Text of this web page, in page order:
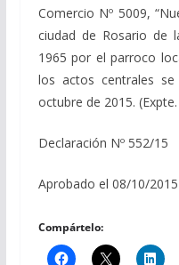
Comercio Nº 5009,
ciudad de Rosario de
1965 por el parroco
los actos centrales
octubre de 2015.
Declaración Nº 552/15
Aprobado el 08/10/2015
Compártelo: